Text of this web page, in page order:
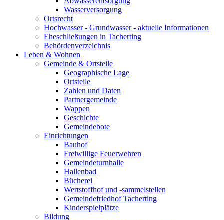
Wasserversorgung
Ortsrecht
Hochwasser - Grundwasser - aktuelle Informationen
Eheschließungen in Tacherting
Behördenverzeichnis
Leben & Wohnen
Gemeinde & Ortsteile
Geographische Lage
Ortsteile
Zahlen und Daten
Partnergemeinde
Wappen
Geschichte
Gemeindebote
Einrichtungen
Bauhof
Freiwillige Feuerwehren
Gemeindeturnhalle
Hallenbad
Bücherei
Wertstoffhof und -sammelstellen
Gemeindefriedhof Tacherting
Kinderspielplätze
Bildung